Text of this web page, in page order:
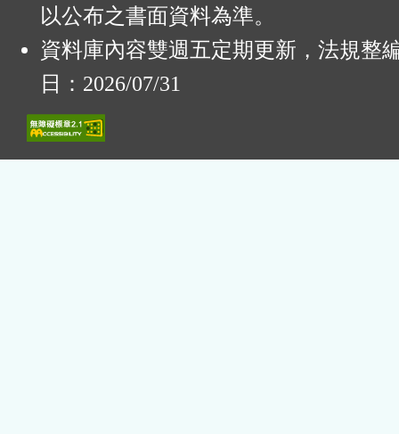
以公布之書面資料為準。
資料庫內容雙週五定期更新，法規整
日：2026/07/31